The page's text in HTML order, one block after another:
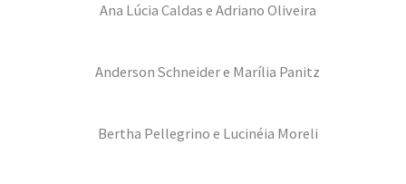
Ana Lúcia Caldas e Adriano Oliveira
Anderson Schneider e Marília Panitz
Bertha Pellegrino e Lucinéia Moreli